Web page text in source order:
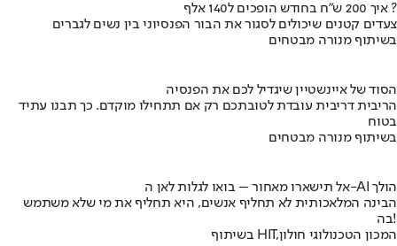
איך 200 ש"ח בחודש הופכים ל140 אלף ?
צעדים קטנים שיכולים לסגור את הבור הפנסיוני בין נשים לגברים
בשיתוף מנורה מבטחים
הסוד של איינשטיין שיגדיל לכם את הפנסיה
הריבית דריבית עובדת לטובתכם רק אם תתחילו מוקדם. כך תבנו עתיד
בטוח
בשיתוף מנורה מבטחים
אל תישארו מאחור – בואו לגלות לאן ה-AI הולך
הבינה המלאכותית לא תחליף אנשים, היא תחליף את מי שלא משתמש
בה!
בשיתוף HIT,המכון הטכנולוגי חולון